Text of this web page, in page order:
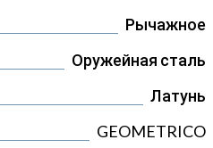
Рычажное
Оружейная сталь
Латунь
GEOMETRICO